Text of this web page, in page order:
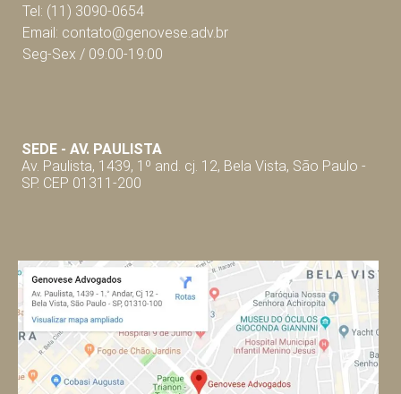
Tel: (11) 3090-0654
Email: contato@genovese.adv.br
Seg-Sex / 09:00-19:00
SEDE - AV. PAULISTA
Av. Paulista, 1439, 1º and. cj. 12, Bela Vista, São Paulo -
SP. CEP 01311-200